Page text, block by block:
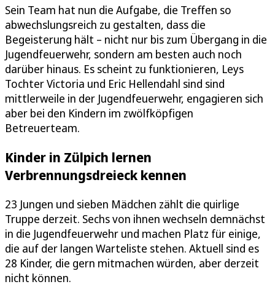
Sein Team hat nun die Aufgabe, die Treffen so
abwechslungsreich zu gestalten, dass die
Begeisterung hält – nicht nur bis zum Übergang in die
Jugendfeuerwehr, sondern am besten auch noch
darüber hinaus. Es scheint zu funktionieren, Leys
Tochter Victoria und Eric Hellendahl sind sind
mittlerweile in der Jugendfeuerwehr, engagieren sich
aber bei den Kindern im zwölfköpfigen
Betreuerteam.
Kinder in Zülpich lernen
Verbrennungsdreieck kennen
23 Jungen und sieben Mädchen zählt die quirlige
Truppe derzeit. Sechs von ihnen wechseln demnächst
in die Jugendfeuerwehr und machen Platz für einige,
die auf der langen Warteliste stehen. Aktuell sind es
28 Kinder, die gern mitmachen würden, aber derzeit
nicht können.